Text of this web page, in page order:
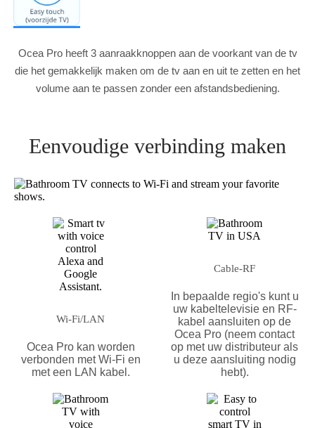
Ocea Pro heeft 3 aanraakknoppen aan de voorkant van de tv
die het gemakkelijk maken om de tv aan en uit te zetten en het
volume aan te passen zonder een afstandsbediening.
Eenvoudige verbinding maken
Wi-Fi/LAN
Ocea Pro kan worden
verbonden met Wi-Fi en
met een LAN kabel.
Cable-RF
In bepaalde regio's kunt u
uw kabeltelevisie en RF-
kabel aansluiten op de
Ocea Pro (neem contact
op met uw distributeur als
u deze aansluiting nodig
hebt).